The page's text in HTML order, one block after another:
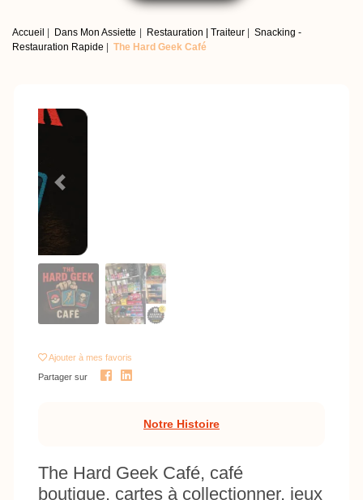
Accueil Dans Mon Assiette Restauration | Traiteur
Snacking -
Restauration Rapide
The Hard Geek Café
Previous
Ajouter à mes favoris
Partager sur
Notre Histoire
The Hard Geek Café, café
boutique, cartes à collectionner, jeux